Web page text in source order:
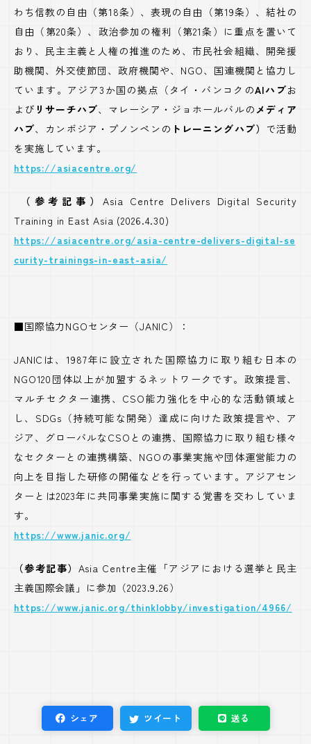
わち信教の自由（第18条）、表現の自由（第19条）、結社の
自由（第20条）、政治参加の権利（第21条）に重点を置いて
おり、民主主義と人権の推進のため、市民社会組織、開発援
助機関、外交使節団、政府機関や、NGO、国連機関と協力し
ています。アジア3か国の拠点（タイ・バンコクのAIハブお
よび リサーチハブ、マレーシア・ジョホールバルのメディア
ハブ、カンボジア・プノンペンの トレーニングハブ） で活動
を実施しています。
https://asiacentre.org/
（参考記事）Asia Centre Delivers Digital Security
Training in East Asia (2026.4.30)
https://asiacentre.org/asia-centre-delivers-digital-se
curity-trainings-in-east-asia/
■国際協力NGOセンター（JANIC）：
JANICは、1987年に設立された国際協力に取り組む日本の
NGO120団体以上が加盟するネットワークです。政策提言、
マルチセクター連携、CSO能力強化を中心的な活動領域と
し、SDGs（持続可能な開発）達成に向けた政策提言や、ア
ジア、グローバルなCSOとの連携、国際協力に取り組む様々
なセクターとの連携構築、NGOの事業実施や団体運営能力の
向上を目指した研修の開催などを行っています。アジアセン
ターとは2023年に共同事業実施に関する覚書を交わしていま
す。
https://www.janic.org/
（参考記事） Asia Centre主催「アジアにおける選挙と民主
主義国際会議」に参加（2023.9.26）
https://www.janic.org/thinklobby/investigation/4966/
シェア ツイート 送る